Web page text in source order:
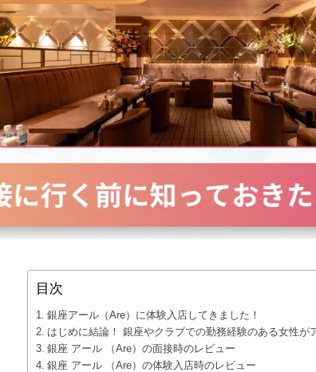
目次
銀座アール（Are）に体験入店してきました！
はじめに結論！ 銀座やクラブでの勤務経験のある女性が
銀座 アール （Are）の面接時のレビュー
銀座 アール （Are）の体験入店時のレビュー